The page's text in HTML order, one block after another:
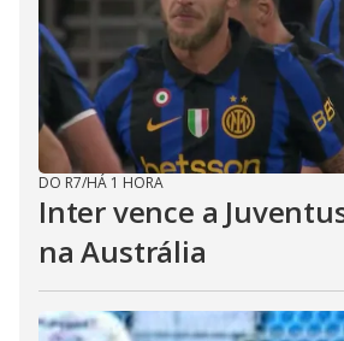
DO R7/HÁ 1 HORA
Inter vence a
na Austrália